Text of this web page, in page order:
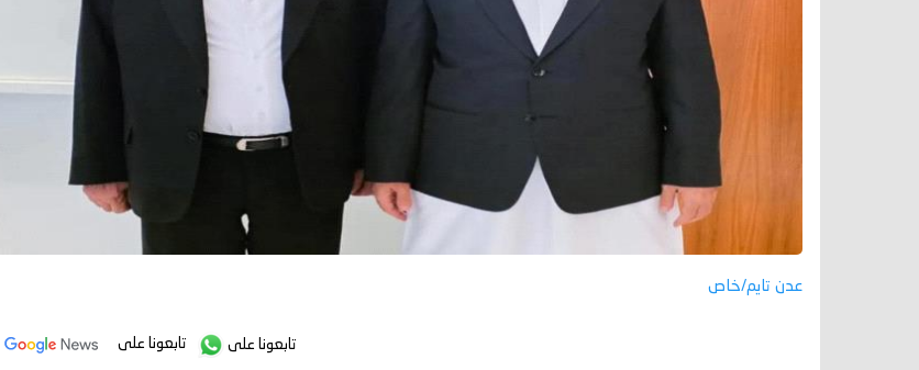
عدن تايم/خاص
تابعونا على تابعونا على